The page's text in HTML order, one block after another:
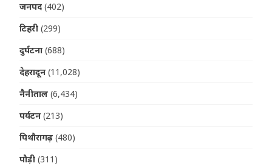
जनपद (402)
टिहरी (299)
दुर्घटना (688)
देहरादून (11,028)
नैनीताल (6,434)
पर्यटन (213)
पिथौरागढ़ (480)
पौड़ी (311)